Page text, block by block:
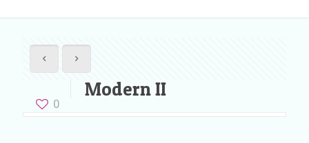
0
Modern II